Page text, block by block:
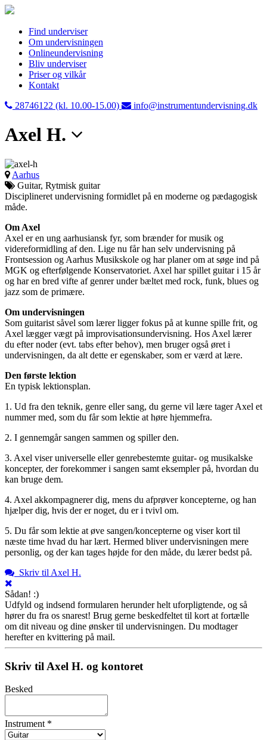
Find underviser
Om undervisningen
Onlineundervisning
Bliv underviser
Priser og vilkår
Kontakt
28746122 (kl. 10.00-15.00)
info@instrumentundervisning.dk
Axel H.
Aarhus
Guitar, Rytmisk guitar
Disciplineret undervisning formidlet på en moderne og pædagogisk
måde.
Om Axel
Axel er en ung aarhusiansk fyr, som brænder for musik og
videreformidling af den. Lige nu får han selv undervisning på
Frontsession og Aarhus Musikskole og har planer om at søge ind på
MGK og efterfølgende Konservatoriet. Axel har spillet guitar i 15 år
og har en bred vifte af genrer under bæltet med rock, funk, blues og
jazz som de primære.
Om undervisningen
Som guitarist såvel som lærer ligger fokus på at kunne spille frit, og
Axel lægger vægt på improvisationsundervisning. Hos Axel lærer
du efter noder (evt. tabs efter behov), men bruger også øret i
undervisningen, da alt dette er egenskaber, som er værd at lære.
Den første lektion
En typisk lektionsplan.
1. Ud fra den teknik, genre eller sang, du gerne vil lære tager Axel et
nummer med, som du får som lektie at høre hjemmefra.
2. I gennemgår sangen sammen og spiller den.
3. Axel viser universelle eller genrebestemte guitar- og musikalske
koncepter, der forekommer i sangen samt eksempler på, hvordan du
kan bruge dem.
4. Axel akkompagnerer dig, mens du afprøver koncepterne, og han
hjælper dig, hvis der er noget, du er i tvivl om.
5. Du får som lektie at øve sangen/koncepterne og viser kort til
næste time hvad du har lært. Hermed bliver undervisningen mere
personlig, og der kan tages højde for den måde, du lærer bedst på.
Skriv til Axel H.
Sådan! :)
Udfyld og indsend formularen herunder helt uforpligtende, og så
hører du fra os snarest! Brug gerne beskedfeltet til kort at fortælle
om dit niveau og dine ønsker til undervisningen. Du modtager
herefter en kvittering på mail.
Skriv til Axel H. og kontoret
Besked
Instrument *